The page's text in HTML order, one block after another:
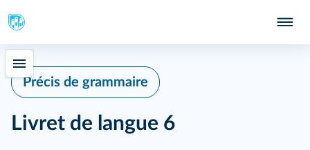
Précis de grammaire
Livret de langue 6